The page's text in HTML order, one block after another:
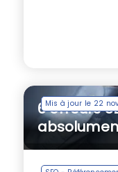
Mis à jour le 22
6 erreurs